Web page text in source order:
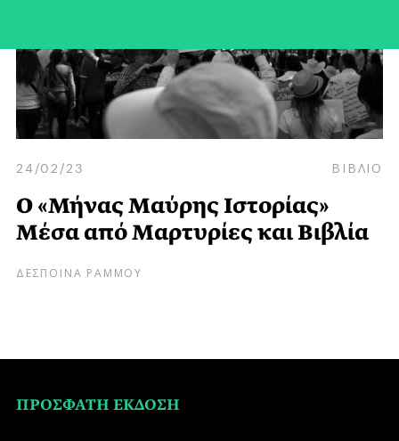
24/02/23 ΒΙΒΛΙΟ
Ο «Μήνας Μαύρης Ιστορίας»
Μέσα από Μαρτυρίες και Βιβλία
ΔΕΣΠΟΙΝΑ ΡΑΜΜΟΥ
ΠΡΟΣΦΑΤΗ ΕΚΔΟΣΗ